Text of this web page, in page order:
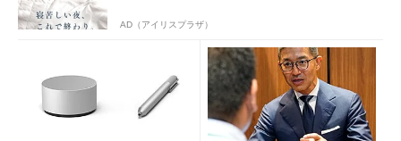
AD（アイリスプラザ）